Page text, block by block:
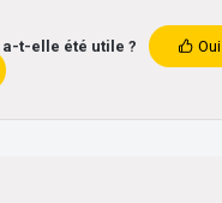
t-elle été utile ?
Oui